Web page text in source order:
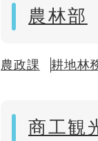
農林部
農政課 耕地林
商工観